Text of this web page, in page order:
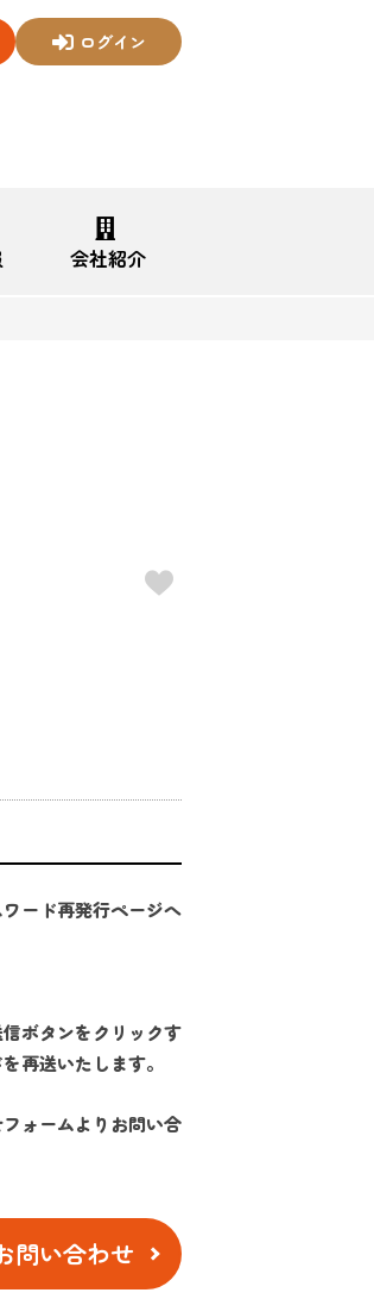
ログイン
会社紹介
ード再発行ページへ
ボタンをクリックす
再送いたします。
ォームよりお問い合
問い合わせ